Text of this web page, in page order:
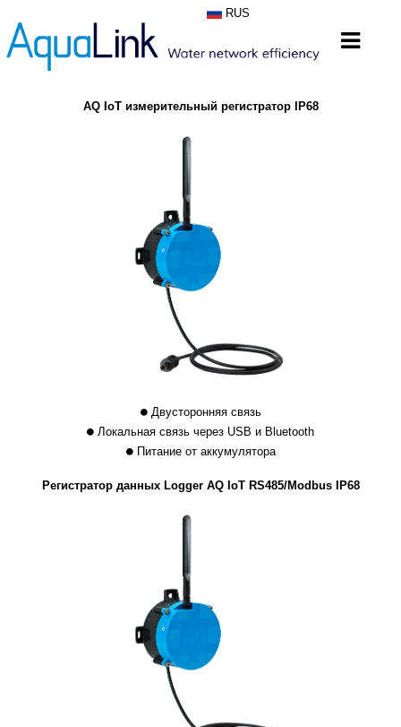
RUS
AQ IoT измерительный регистратор IP68
Двусторонняя связь
Локальная связь через USB и Bluetooth
Питание от аккумулятора
Регистратор данных Logger AQ IoT RS485/Modbus IP68